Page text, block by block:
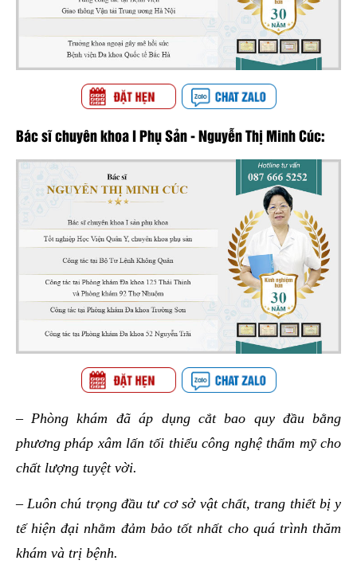
Bác sĩ chuyên khoa I Phụ Sản - Nguyễn Thị Minh Cúc:
– Phòng khám đã áp dụng cắt bao quy đầu bằng
phương pháp xâm lấn tối thiểu công nghệ thẩm mỹ cho
chất lượng tuyệt vời.
– Luôn chú trọng đầu tư cơ sở vật chất, trang thiết bị y
tế hiện đại nhằm đảm bảo tốt nhất cho quá trình thăm
khám và trị bệnh.